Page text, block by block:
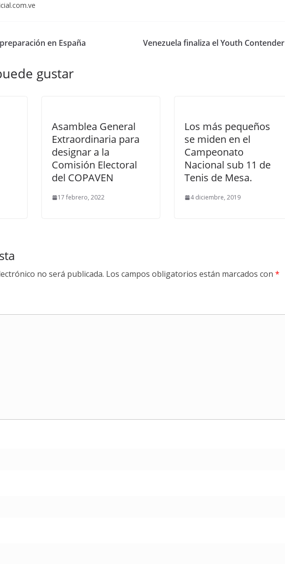
en España Venezuela finaliza el Youth Contender
gustar
Asamblea General
Extraordinaria para
designar a la
Comisión Electoral
del COPAVEN
17 febrero, 2022
Los más pequeños
se miden en el
Campeonato
Nacional sub 11 de
Tenis de Mesa.
4 diciembre, 2019
no será publicada. Los campos obligatorios están marcados con *